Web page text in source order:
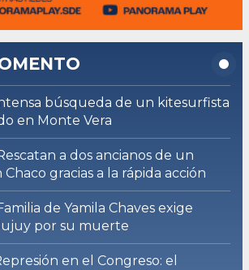
búsqueda de un kitesurfista
en Monte Vera
a dos ancianos de un
gracias a la rápida acción
de Yamila Chaves exige
por su muerte
en el Congreso: el